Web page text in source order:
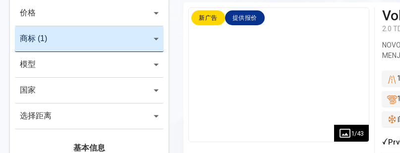
价格
商标 (1)
模型
国家
选择距离
基本信息
新广告 提供报价
1 /43
2.0
čije